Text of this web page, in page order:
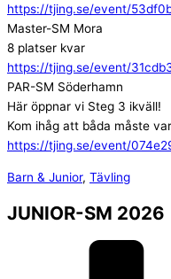
https://tjing.se/event/
Master-SM Mora
8 platser kvar
https://tjing.se/event/
PAR-SM Söderhamn
Här öppnar vi Steg 3 ikväll!
Kom ihåg att båda måste
https://tjing.se/event/
Barn & Junior, Tävling
JUNIOR-SM 2026